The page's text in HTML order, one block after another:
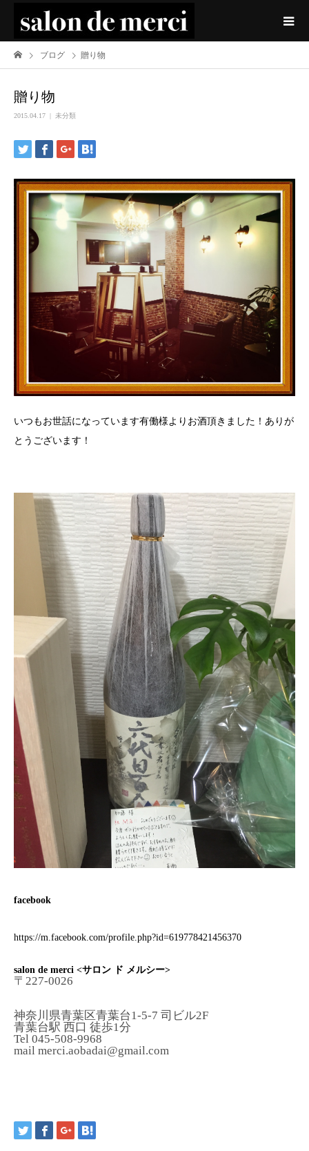
ブログ 贈り物
贈り物
2015.04.17 未分類
いつもお世話になっています有働様よりお酒頂きました！ありが
とうございます！
facebook
https://m.facebook.com/profile.php?id=619778421456370
salon de merci <サロン ド メルシー>
〒227-0026
神奈川県青葉区青葉台1-5-7 司ビル2F
青葉台駅 西口 徒歩1分
Tel 045-508-9968
mail merci.aobadai@gmail.com